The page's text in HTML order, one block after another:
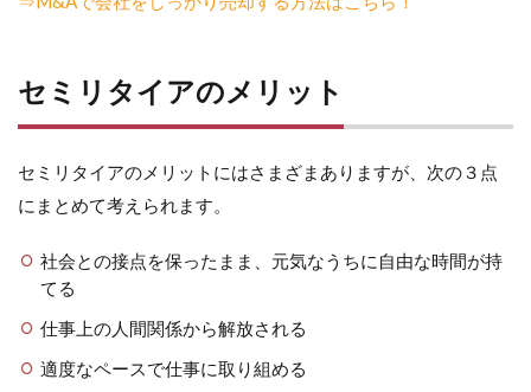
セミリタイアのメリット
セミリタイアのメリットにはさまざまありますが、次の３点
にまとめて考えられます。
社会との接点を保ったまま、元気なうちに自由な時間が持
てる
仕事上の人間関係から解放される
適度なペースで仕事に取り組める